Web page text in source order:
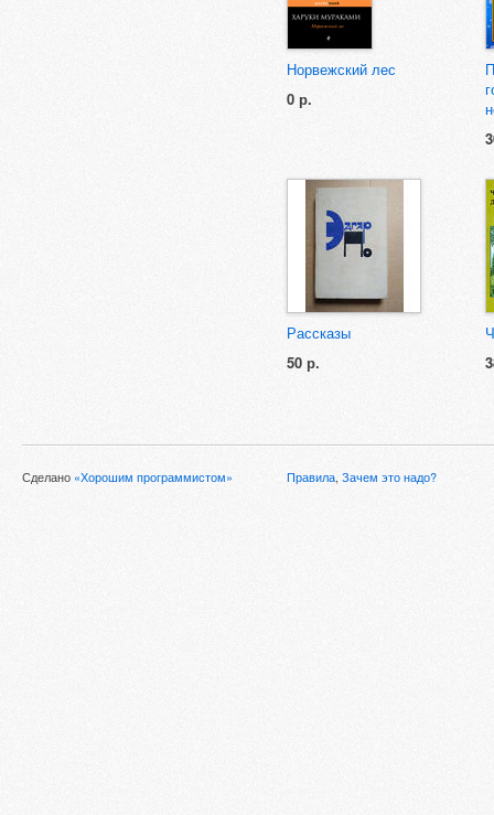
Норвежский лес
0 р.
Рассказы
50 р.
Сделано «Хорошим программистом» Правила, Зачем это надо?